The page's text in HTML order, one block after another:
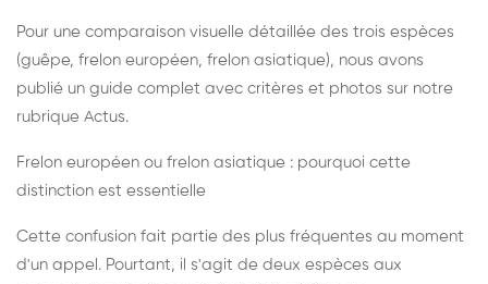
Pour une comparaison visuelle détaillée des trois espèces
(guêpe, frelon européen, frelon asiatique), nous avons
publié un guide complet avec critères et photos sur notre
rubrique Actus.
Frelon européen ou frelon asiatique : pourquoi cette
distinction est essentielle
Cette confusion fait partie des plus fréquentes au moment
d'un appel. Pourtant, il s'agit de deux espèces aux